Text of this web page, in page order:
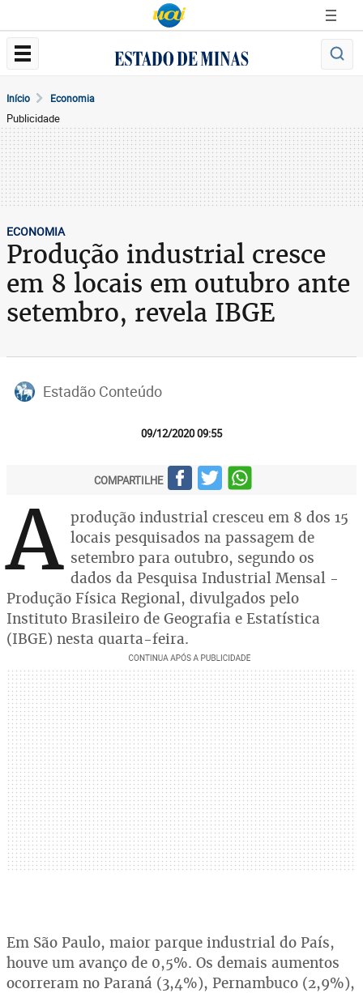
Início Economia
Publicidade
ECONOMIA
Produção industrial cresce
em 8 locais em outubro ante
setembro, revela IBGE
Estadão Conteúdo
09/12/2020 09:55
COMPARTILHE
A produção industrial cresceu em 8 dos 15
locais pesquisados na passagem de
setembro para outubro, segundo os
dados da Pesquisa Industrial Mensal -
Produção Física Regional, divulgados pelo
Instituto Brasileiro de Geografia e Estatística
(IBGE) nesta quarta-feira.
Em São Paulo, maior parque industrial do País,
houve um avanço de 0,5%. Os demais aumentos
ocorreram no Paraná (3,4%), Pernambuco (2,9%),